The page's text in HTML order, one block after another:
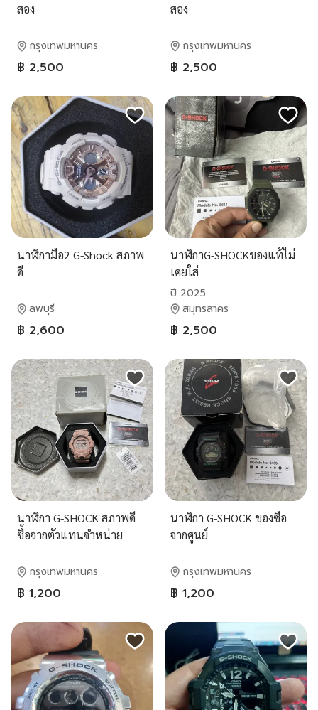
สอง
กรุงเทพมหานคร
฿ 2,500
สอง
กรุงเทพมหานคร
฿ 2,500
นาฬิกามือ2 G-Shock สภาพ
ดี
ลพบุรี
฿ 2,600
นาฬิกาG-SHOCKของแท้ไม่
เคยใส่
ปี 2025
สมุทรสาคร
฿ 2,500
นาฬิกา G-SHOCK สภาพดี
ซื้อจากตัวแทนจำหน่าย
กรุงเทพมหานคร
฿ 1,200
นาฬิกา G-SHOCK ของซื้อ
จากศูนย์
กรุงเทพมหานคร
฿ 1,200